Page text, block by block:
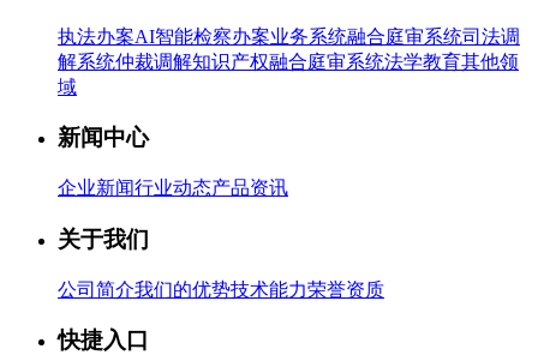
执法办案AI智能检察办案业务系统融合庭审系统司法调
解系统仲裁调解知识产权融合庭审系统法学教育其他领
域
新闻中心
企业新闻行业动态产品资讯
关于我们
公司简介我们的优势技术能力荣誉资质
快捷入口